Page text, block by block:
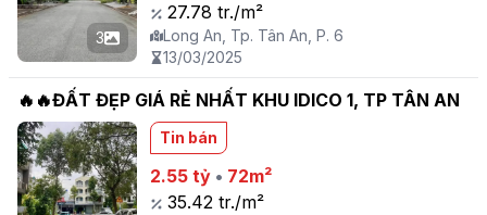
3
27.78 tr./m²
Long An, Tp. Tân An, P. 6
13/03/2025
🔥🔥ĐẤT ĐẸP GIÁ RẺ NHẤT KHU IDICO 1, TP TÂN AN
Tin bán
2.55 tỷ • 72m²
35.42 tr./m²